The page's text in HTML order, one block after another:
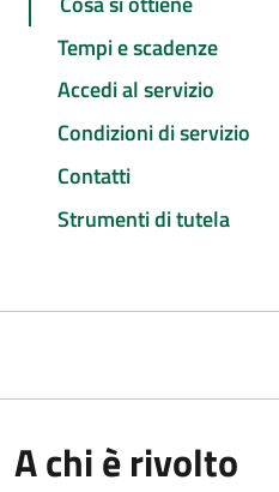
Tempi e scadenze
Accedi al servizio
Condizioni di servizio
Contatti
Strumenti di tutela
A chi è rivolto